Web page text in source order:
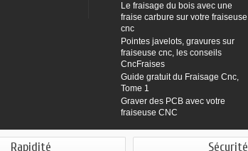
Le fraisage du bois avec une
fraise carbure sur votre fraiseuse
cnc
Pointes javelots, gravures sur
fraiseuse cnc, les conseils
CncFraises
Guide gratuit du Fraisage Cnc,
Tome 1
Graver des PCB avec votre
fraiseuse CNC
Rapidité Sécurité